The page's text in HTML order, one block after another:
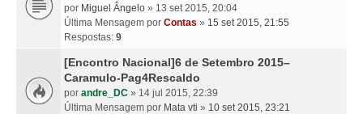
por Miguel Ângelo » 13 set 2015, 20:04
Última Mensagem por Contas » 15 set 2015, 21:55
Respostas: 9
[Encontro Nacional]6 de Setembro 2015–
Caramulo-Pag4Rescaldo
por andre_DC » 14 jul 2015, 22:39
Última Mensagem por Mata vti » 10 set 2015, 23:21